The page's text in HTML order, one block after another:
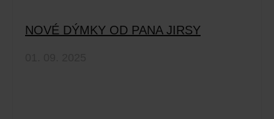
NOVÉ DÝMKY OD PANA JIRSY